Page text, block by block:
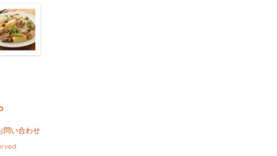
問い合わせ